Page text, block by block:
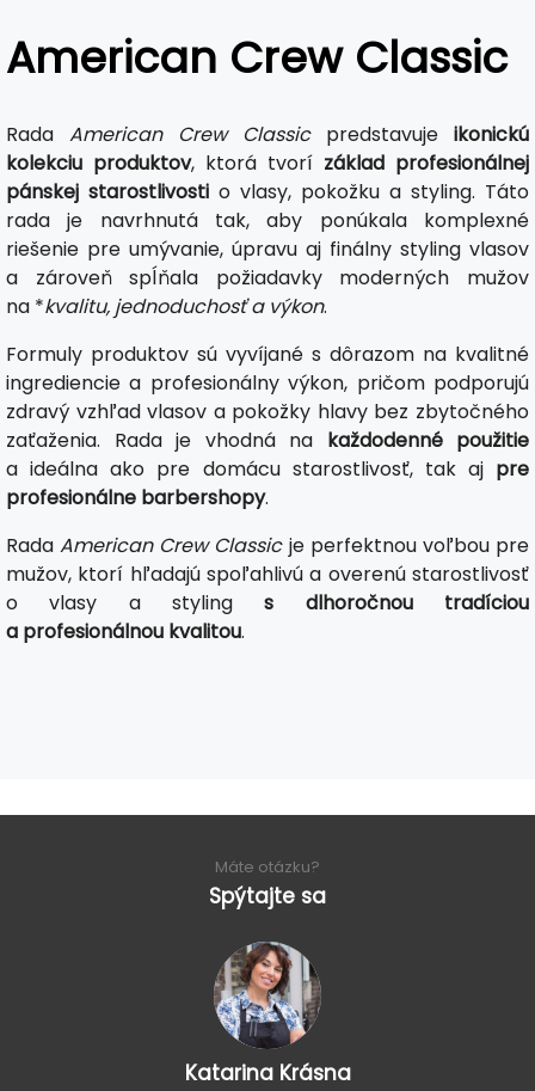
American Crew Classic
Rada American Crew Classicpredstavuje ikonickú
kolekciu produktov, ktorá tvorí základ profesionálnej
pánskej starostlivosti o vlasy, pokožku a styling. Táto
rada je navrhnutá tak, aby ponúkala komplexné
riešenie pre umývanie, úpravu aj finálny styling vlasov
a zároveň spĺňala požiadavky moderných mužov
na *kvalitu, jednoduchosť a výkon.
Formuly produktov sú vyvíjané s dôrazom na kvalitné
ingrediencie a profesionálny výkon, pričom podporujú
zdravý vzhľad vlasov a pokožky hlavy bez zbytočného
zaťaženia. Rada je vhodná na každodenné použitie
a ideálna ako pre domácu starostlivosť, tak aj pre
profesionálne barbershopy.
RadaAmerican Crew Classicje perfektnou voľbou pre
mužov, ktorí hľadajú spoľahlivú a overenú starostlivosť
o vlasy a stylings dlhoročnou tradíciou
a profesionálnou kvalitou.
Máte otázku?
Spýtajte sa
Katarina Krásna